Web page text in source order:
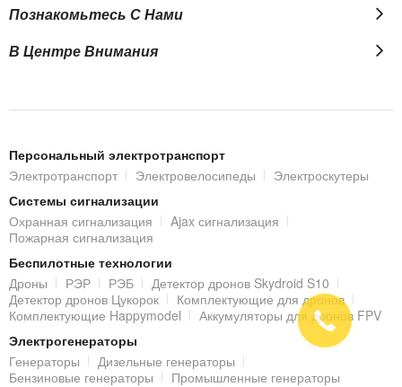
надежные антидроновые ружья от проверенных
особенностями разных моделей и сделать взвешенный
выбор, не беспокоясь о качестве. Выгодная цена, гарантия
Познакомьтесь С Нами
В Центре Внимания
Персональный электротранспорт
Электротранспорт
Электровелосипеды
Электроскутеры
Системы сигнализации
Охранная сигнализация
Ajax сигнализация
Пожарная сигнализация
Беспилотные технологии
Дроны
РЭР РЭБ
Детектор дронов Skydroid S10
Детектор дронов Цукорок
Комплектующие для дронов
Комплектующие Happymodel
Аккумуляторы для дронов FPV
Электрогенераторы
Генераторы
Дизельные генераторы
Бензиновые генераторы
Промышленные генераторы